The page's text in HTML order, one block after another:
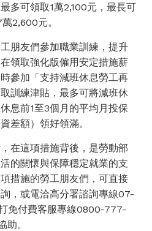
多可領取1萬2,100元，最長可
2,600元。
朋友們參加職業訓練，提升
領取強化版僱用安定措施薪
參加「支持減班休息勞工再
訓練津貼，最多可將減班休
息前1至3個月的平均月投保
差額）領好領滿。
在這項措施背後，是勞動部
的關懷與保障穩定就業的支
措施的勞工朋友們，可直接
，或電洽高分署諮詢專線07-
免付費客服專線0800-777-
助。